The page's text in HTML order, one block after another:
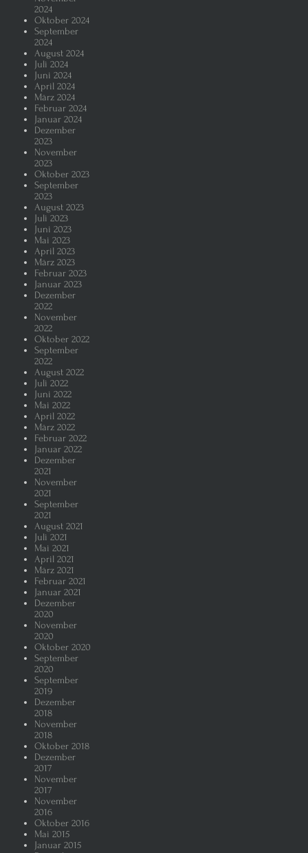
2024
Oktober 2024
September
2024
August 2024
Juli 2024
Juni 2024
April 2024
März 2024
Februar 2024
Januar 2024
Dezember
2023
November
2023
Oktober 2023
September
2023
August 2023
Juli 2023
Juni 2023
Mai 2023
April 2023
März 2023
Februar 2023
Januar 2023
Dezember
2022
November
2022
Oktober 2022
September
2022
August 2022
Juli 2022
Juni 2022
Mai 2022
April 2022
März 2022
Februar 2022
Januar 2022
Dezember
2021
November
2021
September
2021
August 2021
Juli 2021
Mai 2021
April 2021
März 2021
Februar 2021
Januar 2021
Dezember
2020
November
2020
Oktober 2020
September
2020
September
2019
Dezember
2018
November
2018
Oktober 2018
Dezember
2017
November
2017
November
2016
Oktober 2016
Mai 2015
Januar 2015